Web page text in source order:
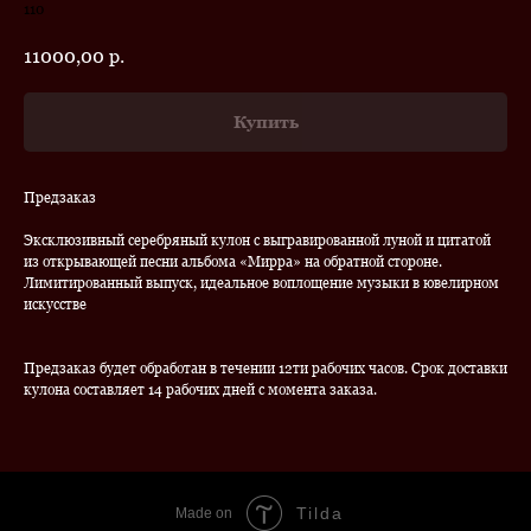
110
11000,00 р.
Купить
Предзаказ
Эксклюзивный серебряный кулон с выгравированной луной и цитатой
из открывающей песни альбома «Мирра» на обратной стороне.
Лимитированный выпуск, идеальное воплощение музыки в ювелирном
искусстве
Предзаказ будет обработан в течении 12ти рабочих часов. Срок доставки
кулона составляет 14 рабочих дней с момента заказа.
Made on Tilda